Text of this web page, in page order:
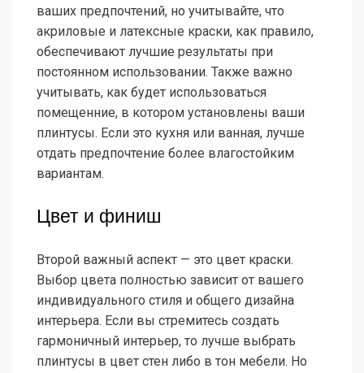
ваших предпочтений, но учитывайте, что
акриловые и латексные краски, как правило,
обеспечивают лучшие результаты при
постоянном использовании. Также важно
учитывать, как будет использоваться
помещенние, в котором установлены ваши
плинтусы. Если это кухня или ванная, лучше
отдать предпочтение более влагостойким
вариантам.
Цвет и финиш
Второй важный аспект — это цвет краски.
Выбор цвета полностью зависит от вашего
индивидуального стиля и общего дизайна
интерьера. Если вы стремитесь создать
гармоничный интерьер, то лучше выбрать
плинтусы в цвет стен либо в тон мебели. Но